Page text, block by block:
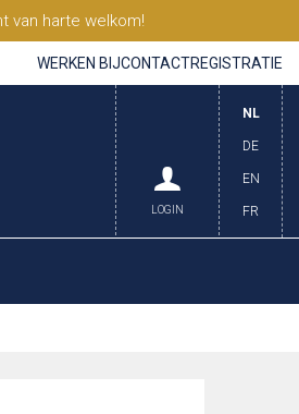
van harte welkom!
WERKEN BIJCONTACTREGISTRATIE
NL
DE
EN
FR
LOGIN